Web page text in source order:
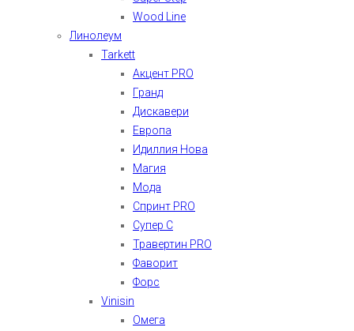
Wood Line
Линолеум
Tarkett
Акцент PRO
Гранд
Дискавери
Европа
Идиллия Нова
Магия
Мода
Спринт PRO
Супер С
Травертин PRO
Фаворит
Форс
Vinisin
Омега